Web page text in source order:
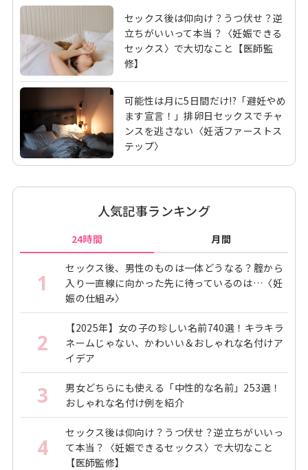
セックス後は仰向け？うつ伏せ？逆
立ちがいいって本当？〈妊娠できる
セックス〉で大切なこと【医師監
修】
可能性は月に5日間だけ!?「避妊やめ
ます宣言！」排卵日セックスでチャ
ンスを逃さない〈妊活ファーストス
テップ〉
人気記事ランキング
24時間 月間
1
セックス後、男性のものは一体どうなる？腟から
入り一直線に向かった先に待っているのは…〈妊
娠の仕組み〉
2
【2025年】女の子の珍しい名前740選！キラキラ
ネームじゃない、かわいい＆おしゃれな名付けア
イデア
3
男女どちらにも使える「中性的な名前」253選！
おしゃれな名付け例を紹介
4
セックス後は仰向け？うつ伏せ？逆立ちがいいっ
て本当？〈妊娠できるセックス〉で大切なこと
【医師監修】